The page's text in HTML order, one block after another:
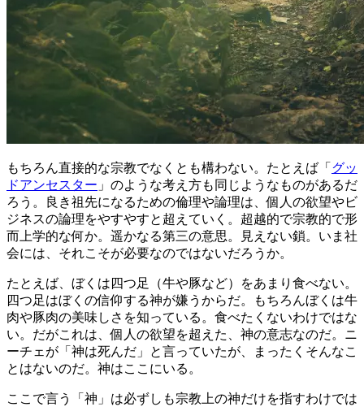
もちろん直接的な宗教でなくとも構わない。たとえば「 グッ
ドアンセスター 」のような考え方も同じようなものがあるだ
ろう。良き祖先になるための倫理や論理は、個人の欲望やビ
ジネスの論理をやすやすと超えていく。超越的で宗教的で形
而上学的な何か。遥かなる第三の意思。見えない鎖。いま社
会には、それこそが必要なのではないだろうか。
たとえば、ぼくは四つ足（牛や豚など）をあまり食べない。
四つ足はぼくの信仰する神が嫌うからだ。もちろんぼくは牛
肉や豚肉の美味しさを知っている。食べたくないわけではな
い。だがこれは、個人の欲望を超えた、神の意志なのだ。ニ
ーチェが「神は死んだ」と言っていたが、まったくそんなこ
とはないのだ。神はここにいる。
ここで言う「神」は必ずしも宗教上の神だけを指すわけでは